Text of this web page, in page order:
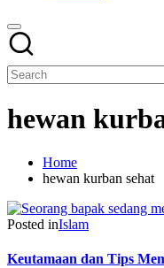
hewan
Home
hewan kurban sehat
Posted inIslam
Keutamaan dan Tips